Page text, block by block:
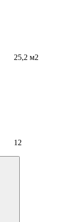
25,2 м2
12